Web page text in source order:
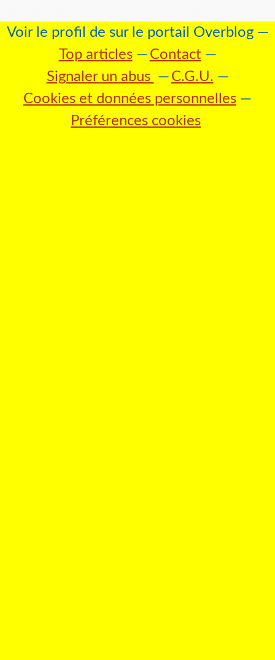
Voir le profil de sur le portail Overblog
Top articles
Contact
Signaler un abus
C.G.U.
Cookies et données personnelles
Préférences cookies